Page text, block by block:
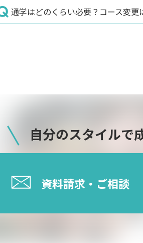
通学はどのくらい必要？コース変更
自分のスタイルで
資料請求・ご相談